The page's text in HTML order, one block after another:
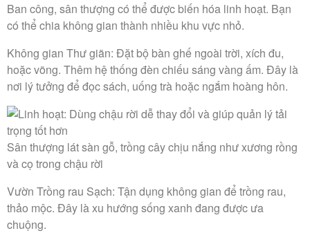
Ban công, sân thượng có thể được biến hóa linh hoạt. Bạn
có thể chia không gian thành nhiều khu vực nhỏ.
Không gian Thư giãn: Đặt bộ bàn ghế ngoài trời, xích đu,
hoặc võng. Thêm hệ thống đèn chiếu sáng vàng ấm. Đây là
nơi lý tưởng để đọc sách, uống trà hoặc ngắm hoàng hôn.
Sân thượng lát sàn gỗ, trồng cây chịu nắng như xương rồng
và cọ trong chậu rời
Vườn Trồng rau Sạch: Tận dụng không gian để trồng rau,
thảo mộc. Đây là xu hướng sống xanh đang được ưa
chuộng.